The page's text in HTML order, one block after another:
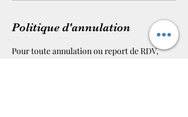
Politique d'annulation
Pour toute annulation ou report de RDV,